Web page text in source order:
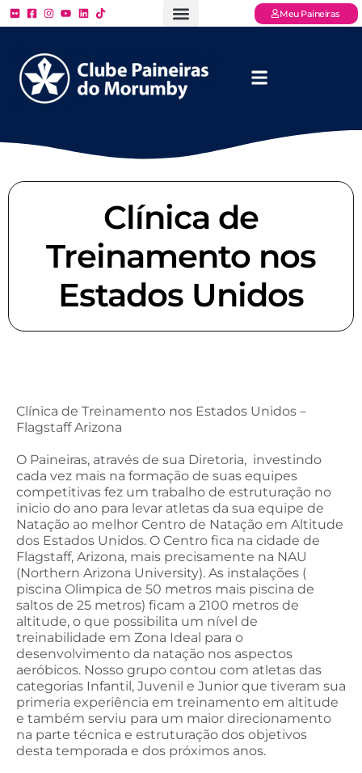
Meu Paineiras
Clínica de
Treinamento nos
Estados Unidos
Clínica de Treinamento nos Estados Unidos –
Flagstaff Arizona
O Paineiras, através de sua Diretoria, investindo
cada vez mais na formação de suas equipes
competitivas fez um trabalho de estruturação no
inicio do ano para levar atletas da sua equipe de
Natação ao melhor Centro de Natação em Altitude
dos Estados Unidos. O Centro fica na cidade de
Flagstaff, Arizona, mais precisamente na NAU
(Northern Arizona University). As instalações (
piscina Olimpica de 50 metros mais piscina de
saltos de 25 metros) ficam a 2100 metros de
altitude, o que possibilita um nível de
treinabilidade em Zona Ideal para o
desenvolvimento da natação nos aspectos
aeróbicos. Nosso grupo contou com atletas das
categorias Infantil, Juvenil e Junior que tiveram sua
primeria experiência em treinamento em altitude
e também serviu para um maior direcionamento
na parte técnica e estruturação dos objetivos
desta temporada e dos próximos anos.